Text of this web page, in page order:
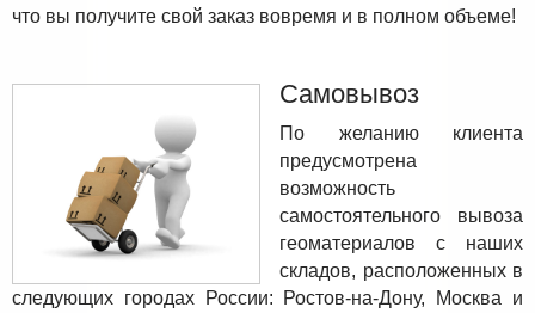
что вы получите свой заказ вовремя и в полном объеме!
Самовывоз
По желанию клиента
предусмотрена
возможность
самостоятельного вывоза
геоматериалов с наших
складов, расположенных в
следующих городах России: Ростов-на-Дону, Москва и